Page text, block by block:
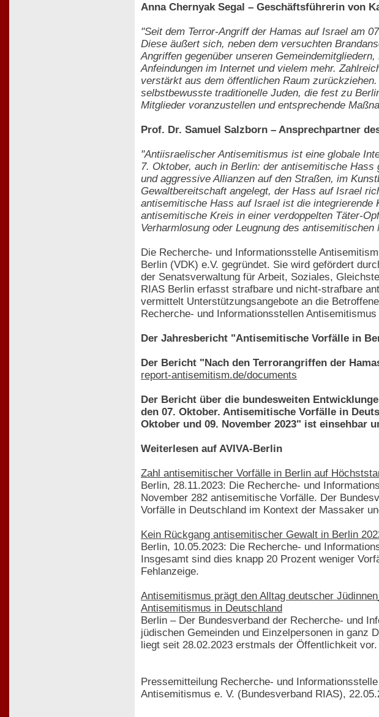
Anna Chernyak Segal – Geschäftsführerin von
"Seit dem Terror-Angriff der Hamas auf Israel am
Diese äußert sich, neben dem versuchten
Angriffen gegenüber unseren
Anfeindungen im Internet und vielem mehr.
verstärkt aus dem öffentlichen Raum
selbstbewusste traditionelle Juden, die fest zu
Mitglieder voranzustellen und entsprechende
Prof. Dr. Samuel Salzborn – Ansprechpartner
"Antiisraelischer Antisemitismus ist eine globale
7. Oktober, auch in Berlin: der antisemitische
und aggressive Allianzen auf den Straßen, im
Gewaltbereitschaft angelegt, der Hass auf Israel
antisemitische Hass auf Israel ist die integrierende
antisemitische Kreis in einer verdoppelten Täter-
Verharmlosung oder Leugnung des
Die Recherche- und Informationsstelle
Berlin (VDK) e.V. gegründet. Sie wird gefördert
der Senatsverwaltung für Arbeit, Soziales,
RIAS Berlin erfasst strafbare und nicht-strafbare
vermittelt Unterstützungsangebote an die
Recherche- und Informationsstellen Antisemitismus
Der Jahresbericht "Antisemitische Vorfälle in
Der Bericht "Nach den Terrorangriffen der
report-antisemitism.de/documents
Der Bericht über die bundesweiten
den 07. Oktober. Antisemitische Vorfälle in
Oktober und 09. November 2023" ist einsehbar
Weiterlesen auf AVIVA-Berlin
Zahl antisemitischer Vorfälle in Berlin auf
Berlin, 28.11.2023: Die Recherche- und
November 282 antisemitische Vorfälle. Der
Vorfälle in Deutschland im Kontext der Massaker
Kein Rückgang antisemitischer Gewalt in Berlin
Berlin, 10.05.2023: Die Recherche- und
Insgesamt sind dies knapp 20 Prozent weniger
Fehlanzeige.
Antisemitismus prägt den Alltag deutscher
Antisemitismus in Deutschland
Berlin – Der Bundesverband der Recherche- und
jüdischen Gemeinden und Einzelpersonen in ganz
liegt seit 28.02.2023 erstmals der Öffentlichkeit vor.
Pressemitteilung Recherche- und
Antisemitismus e. V. (Bundesverband RIAS),